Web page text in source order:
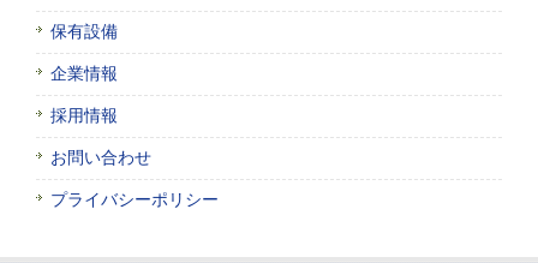
保有設備
企業情報
採用情報
お問い合わせ
プライバシーポリシー